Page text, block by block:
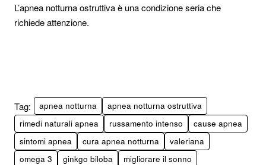
L’apnea notturna ostruttiva è una condizione seria che
richiede attenzione.
Tag: apnea notturna
apnea notturna ostruttiva
rimedi naturali apnea
russamento intenso
cause apnea
sintomi apnea
cura apnea notturna
valeriana
omega 3
ginkgo biloba
migliorare il sonno